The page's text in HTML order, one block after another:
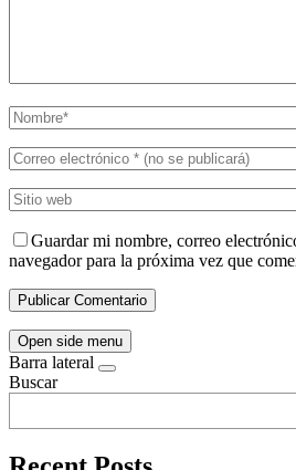
Guardar mi nombre, correo
navegador para la próxima vez que
Open side menu
Barra lateral
Buscar